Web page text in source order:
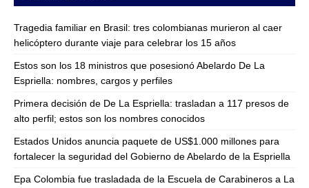
Tragedia familiar en Brasil: tres colombianas murieron al caer
helicóptero durante viaje para celebrar los 15 años
Estos son los 18 ministros que posesionó Abelardo De La
Espriella: nombres, cargos y perfiles
Primera decisión de De La Espriella: trasladan a 117 presos de
alto perfil; estos son los nombres conocidos
Estados Unidos anuncia paquete de US$1.000 millones para
fortalecer la seguridad del Gobierno de Abelardo de la Espriella
Epa Colombia fue trasladada de la Escuela de Carabineros a La